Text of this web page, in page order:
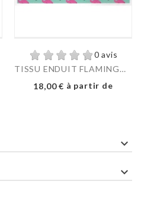
0 avis
TISSU ENDUIT FLAMINGO...
Prix
18,00 € à partir de

